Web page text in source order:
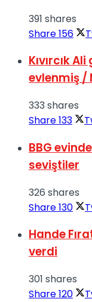
391 shares
Share156
Kıvırcık
evlenmiş /
333 shares
Share133
BBG
seviştiler
326 shares
Share130
Hande
verdi
301 shares
Share120